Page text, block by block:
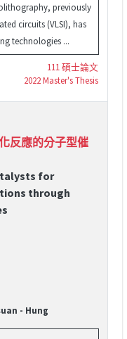
previously
circuits (VLSI), has
technologies ...
111 碩士論文
2022 Master's Thesis
反應的分子型催
for
through
- Hung